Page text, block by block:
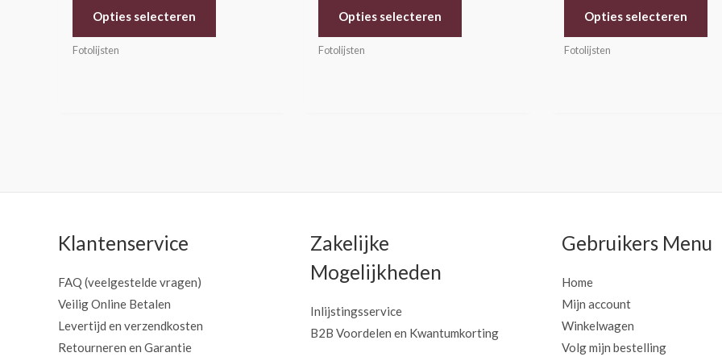
Opties selecteren
Fotolijsten
Opties selecteren
Fotolijsten
Opties selecteren
Fotolijsten
Klantenservice
FAQ (veelgestelde vragen)
Veilig Online Betalen
Levertijd en verzendkosten
Retourneren en Garantie
Zakelijke
Mogelijkheden
Inlijstingsservice
B2B Voordelen en Kwantumkorting
Gebruikers Menu
Home
Mijn account
Winkelwagen
Volg mijn bestelling